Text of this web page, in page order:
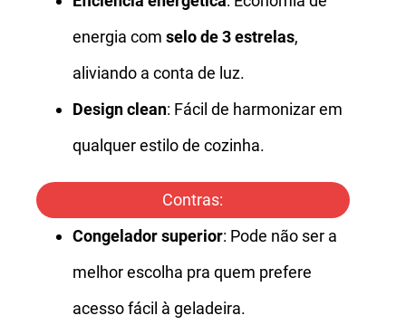
energia com selo de 3 estrelas,
aliviando a conta de luz.
Design clean: Fácil de harmonizar em
qualquer estilo de cozinha.
Contras:
Congelador superior: Pode não ser a
melhor escolha pra quem prefere
acesso fácil à geladeira.